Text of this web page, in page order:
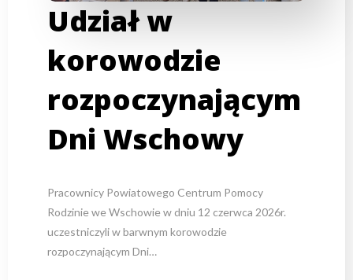
Udział w
korowodzie
rozpoczynającym
Dni Wschowy
Pracownicy Powiatowego Centrum Pomocy
Rodzinie we Wschowie w dniu 12 czerwca 2026r.
uczestniczyli w barwnym korowodzie
rozpoczynającym Dni…